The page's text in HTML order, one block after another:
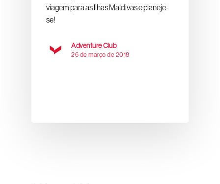
viagem para as Ilhas Maldivas e planeje-
se!
Adventure Club
26 de março de 2018